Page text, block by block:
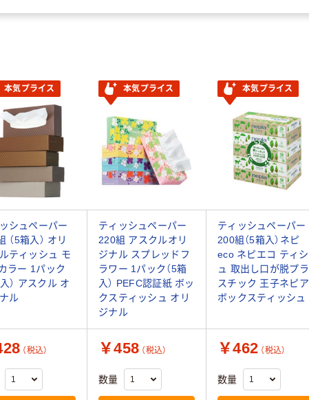
本気プライス 本気プライス 本気プライス
シュペーパー
（5箱入） オリ
ティッシュ モ
ラー 1パック
） アスクル オ
ル
ティッシュペーパー
220組 アスクルオリ
ジナル スプレッドフ
ラワー 1パック（5箱
入） PEFC認証紙 ボッ
クスティッシュ オリ
ジナル
ティッシュペーパー
200組（5箱入）ネピ
eco ネピエコ ティシ
ュ 取出し口が脱プラ
スチック 王子ネピア
ボックスティッシュ
（税込） ￥458 （税込）
数量
￥462 （税込）
数量